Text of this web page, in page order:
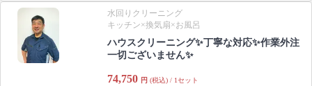
水回りクリーニング
キッチン×換気扇×お風呂
ハウスクリーニング✨丁寧な対応✨作業外注
一切ございません✨
74,750 円 (税込) / 1セット